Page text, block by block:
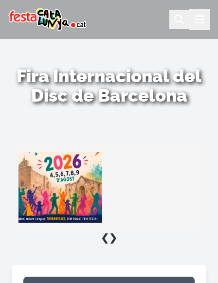
Fira Internacional del
Disc de Barcelona
❮ ❯